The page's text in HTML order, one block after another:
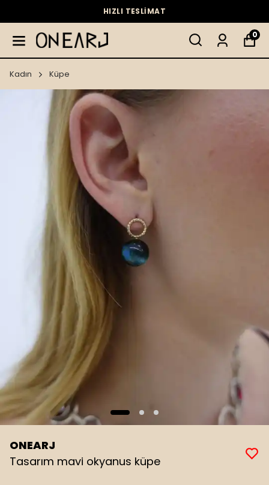
HIZLI TESLİMAT
0
Kadın Küpe
ONEARJ
Tasarım mavi okyanus küpe